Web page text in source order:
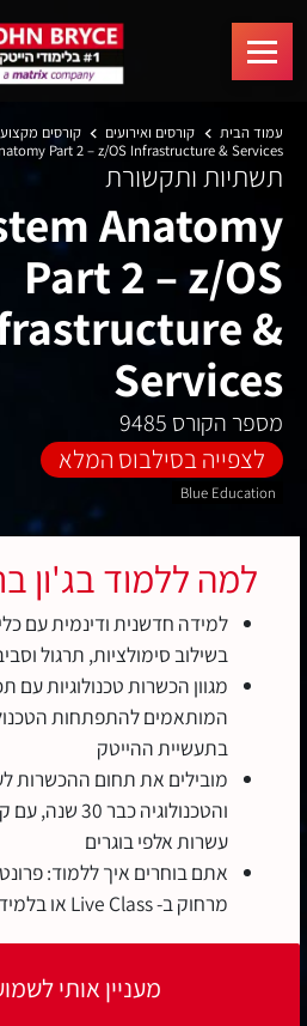
עמוד הבית קורסים ואירועים
קורסים
Part 2 – z/OS Infrastructure & Services
תשתיות ותקשורת
Anatomy
Part 2 – z/OS
&
Services
מספר הקורס 9485
לצפייה בסילבוס המלא
Blue Education
למה ללמוד בג'ון
למידה חדשנית ודינמית עם
בשילוב סימולציות, תרגול
מגוון הכשרות טכנולוגיות עם
המותאמים להתפתחות
בתעשיית ההייטק
מובילים את תחום ההכשרות
והטכנולוגיה כבר
עשרות אלפי בוגרים
אתם בוחרים איך ללמוד:
מרחוק ב- Live Class או בלמידה עצמית
מעניין אותי